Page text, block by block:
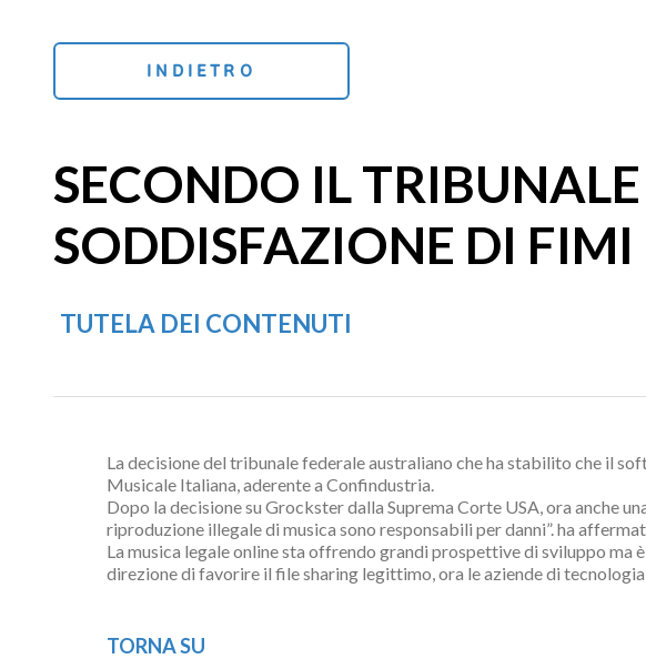
INDIETRO
SECONDO IL
SODDISFAZIONE DI FIMI
TUTELA DEI CONTENUTI
La decisione del tribunale federale australiano che ha stabilito che il
Musicale Italiana, aderente a Confindustria.
Dopo la decisione su Grockster dalla Suprema Corte USA, ora anche
riproduzione illegale di musica sono responsabili per danni”. ha
La musica legale online sta offrendo grandi prospettive di sviluppo ma
direzione di favorire il file sharing legittimo, ora le aziende di
TORNA SU